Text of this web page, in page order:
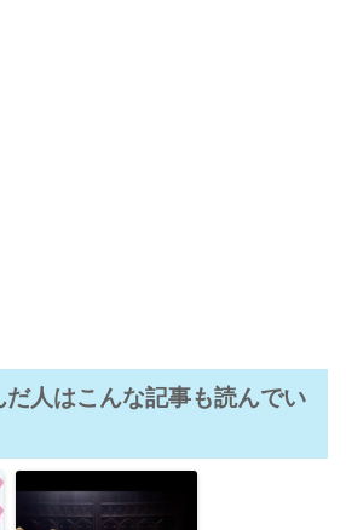
だ人はこんな記事も読んでい